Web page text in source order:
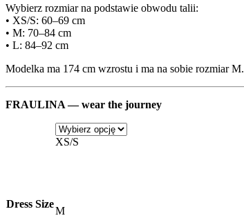
Wybierz rozmiar na podstawie obwodu talii:
• XS/S: 60–69 cm
• M: 70–84 cm
• L: 84–92 cm
Modelka ma 174 cm wzrostu i ma na sobie rozmiar M.
FRAULINA — wear the journey
Dress Size
XS/S
M